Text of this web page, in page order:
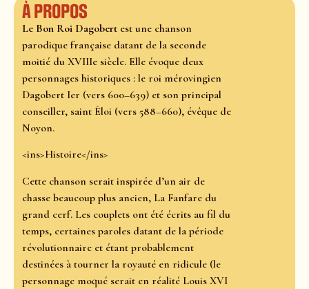
À propos
Le Bon Roi Dagobert est une chanson
parodique française datant de la seconde
moitié du XVIIIe siècle. Elle évoque deux
personnages historiques : le roi mérovingien
Dagobert Ier (vers 600–639) et son principal
conseiller, saint Éloi (vers 588–660), évêque de
Noyon.
<ins>Histoire</ins>
Cette chanson serait inspirée d’un air de
chasse beaucoup plus ancien, La Fanfare du
grand cerf. Les couplets ont été écrits au fil du
temps, certaines paroles datant de la période
révolutionnaire et étant probablement
destinées à tourner la royauté en ridicule (le
personnage moqué serait en réalité Louis XVI